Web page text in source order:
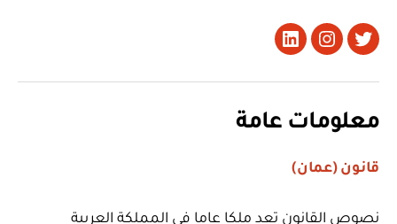
تويتر Instagram
LinkedIn
معلومات عامة
قانون (عمان)
نصوص القانون تعد ملكا عاما في المملكة العربية